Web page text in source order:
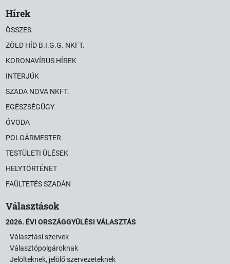
Hírek
ÖSSZES
ZÖLD HÍD B.I.G.G. NKFT.
KORONAVÍRUS HÍREK
INTERJÚK
SZADA NOVA NKFT.
EGÉSZSÉGÜGY
ÓVODA
POLGÁRMESTER
TESTÜLETI ÜLÉSEK
HELYTÖRTÉNET
FAÜLTETÉS SZADÁN
Választások
2026. ÉVI ORSZÁGGYŰLÉSI VÁLASZTÁS
Választási szervek
Választópolgároknak
Jelölteknek, jelölő szervezeteknek